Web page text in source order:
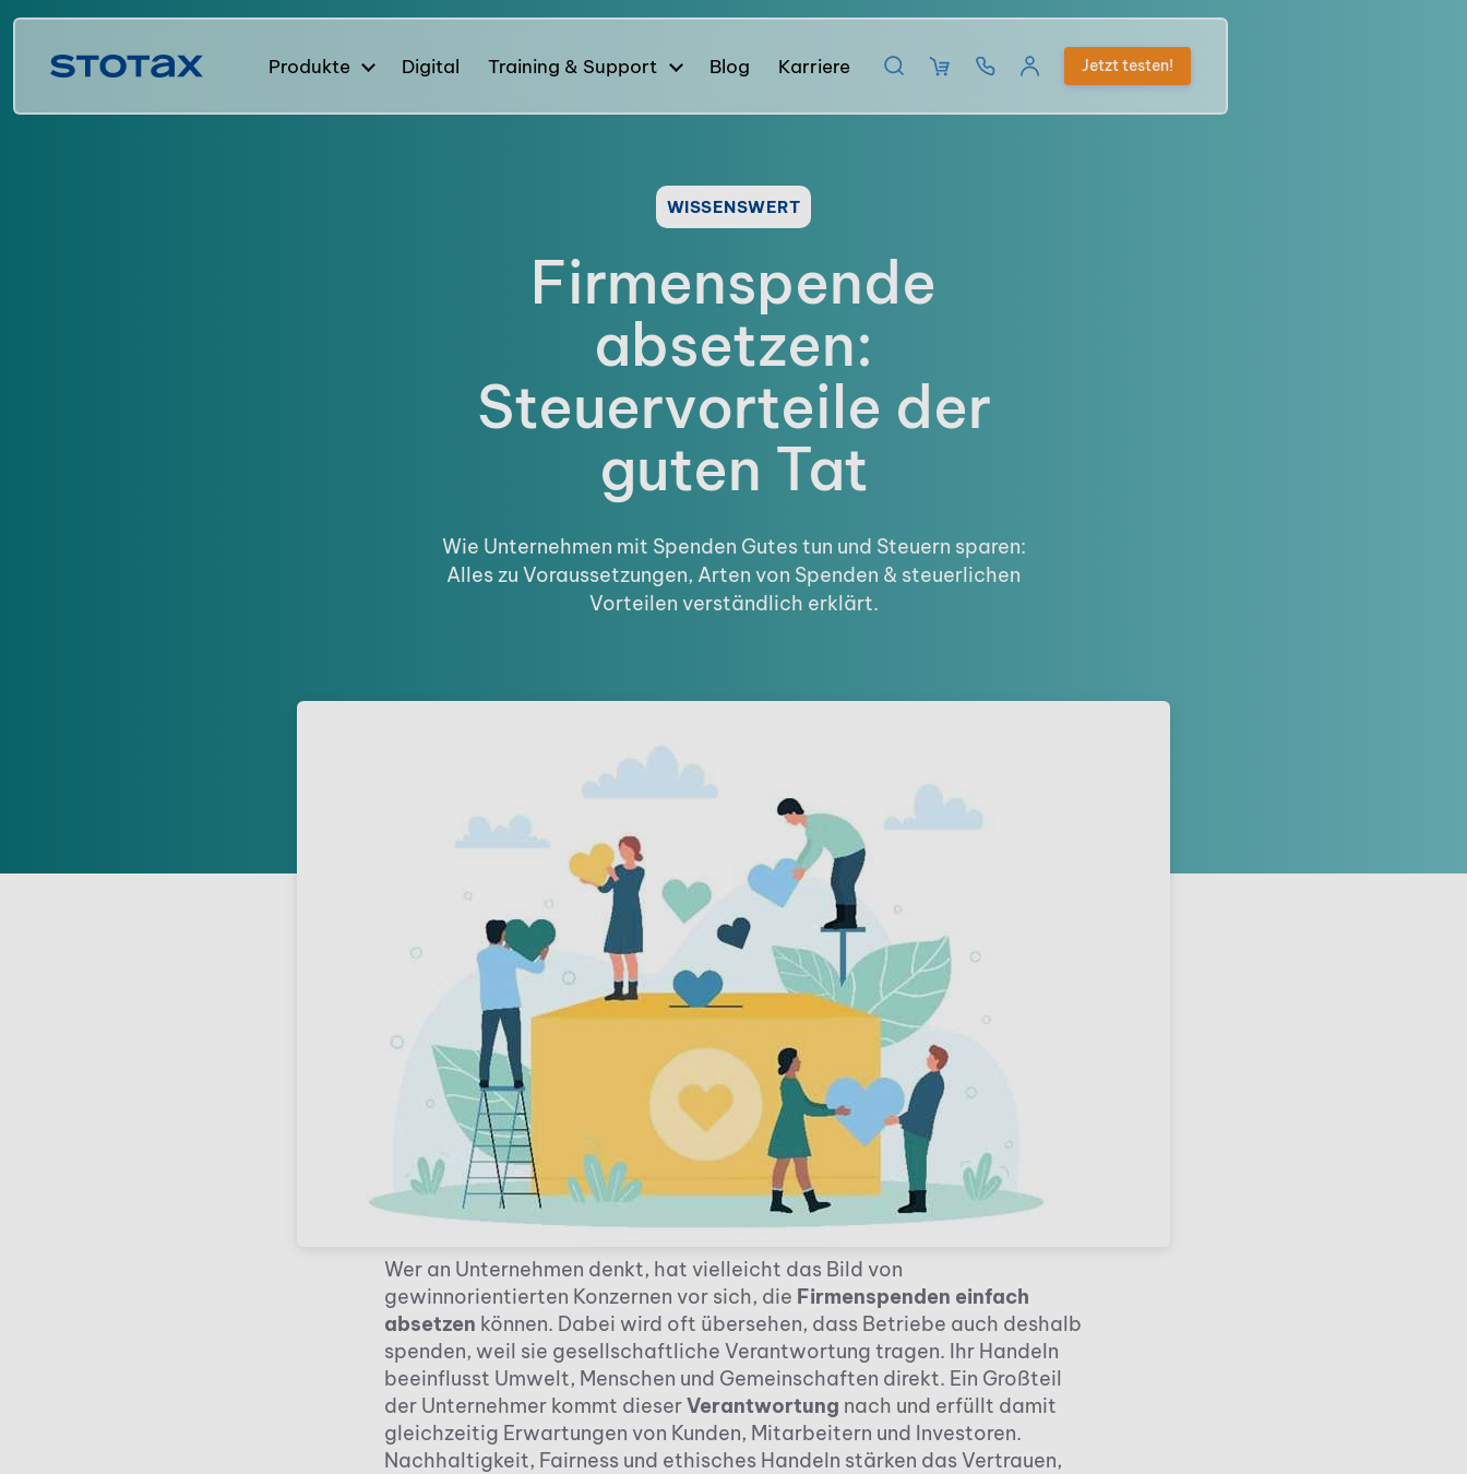
Produkte Digital Training & Support Blog Karriere Jetzt testen!
WISSENSWERT
Firmenspende
absetzen:
Steuervorteile der
guten Tat
Wie Unternehmen mit Spenden Gutes tun und Steuern sparen:
Alles zu Voraussetzungen, Arten von Spenden & steuerlichen
Vorteilen verständlich erklärt.
Wer an Unternehmen denkt, hat vielleicht das Bild von
gewinnorientierten Konzernen vor sich, die Firmenspenden einfach
absetzen können. Dabei wird oft übersehen, dass Betriebe auch deshalb
spenden, weil sie gesellschaftliche Verantwortung tragen. Ihr Handeln
beeinflusst Umwelt, Menschen und Gemeinschaften direkt. Ein Großteil
der Unternehmer kommt dieserVerantwortung nach und erfüllt damit
gleichzeitig Erwartungen von Kunden, Mitarbeitern und Investoren.
Nachhaltigkeit, Fairness und ethisches Handeln stärken das Vertrauen,